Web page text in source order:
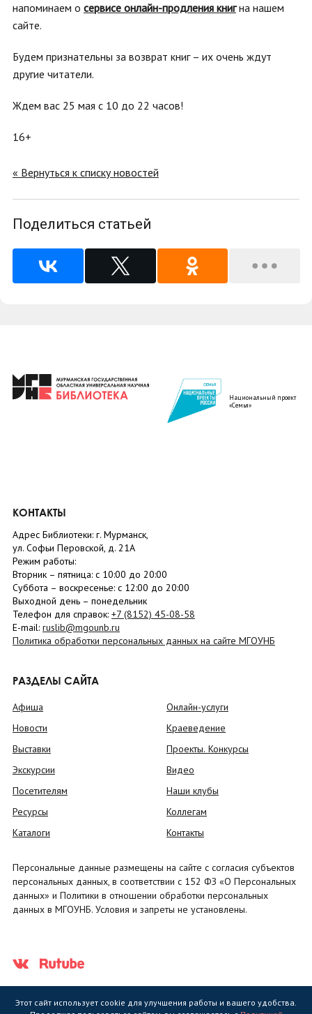
напоминаем о сервисе онлайн-продления книгна нашем
сайте.
Будем признательны за возврат книг – их очень ждут
другие читатели.
Ждем вас 25 мая с 10 до 22 часов!
16+
« Вернуться к списку новостей
Поделиться статьей
Национальный проект
«Семья»
КОНТАКТЫ
Адрес Библиотеки: г. Мурманск,
ул. Софьи Перовской, д. 21А
Режим работы:
Вторник – пятница: с 10:00 до 20:00
Суббота – воскресенье: c 12:00 до 20:00
Выходной день – понедельник
Телефон для справок: +7 (8152) 45-08-58
E-mail: ruslib@mgounb.ru
Политика обработки персональных данных на сайте МГОУНБ
РАЗДЕЛЫ САЙТА
Афиша
Новости
Выставки
Экскурсии
Посетителям
Ресурсы
Каталоги
Онлайн-услуги
Краеведение
Проекты. Конкурсы
Видео
Наши клубы
Коллегам
Контакты
Персональные данные размещены на сайте с согласия субъектов
персональных данных, в соответствии с 152 ФЗ «О Персональных
данных» и Политики в отношении обработки персональных
данных в МГОУНБ. Условия и запреты не установлены.
Этот сайт использует cookie для улучшения работы и вашего удобства.